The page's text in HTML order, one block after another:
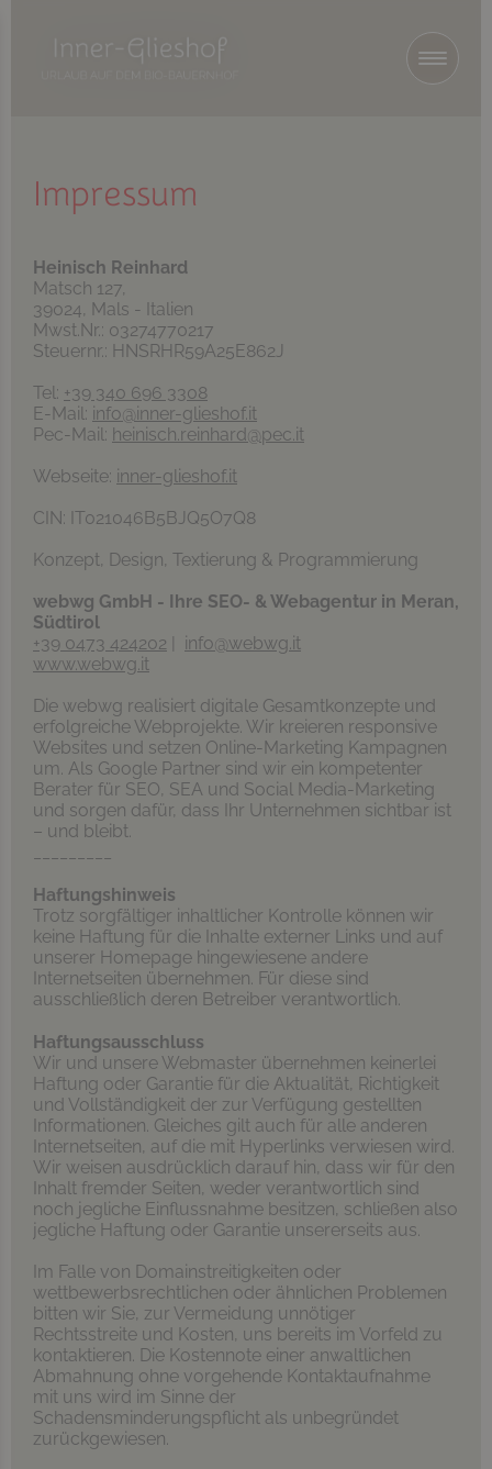
Impressum
Heinisch Reinhard
Matsch 127,
39024, Mals - Italien
Mwst.Nr.: 03274770217
Steuernr.: HNSRHR59A25E862J
Tel: +39 340 696 3308
E-Mail: info@inner-glieshof.it
Pec-Mail: heinisch.reinhard@pec.it
Webseite: inner-glieshof.it
CIN: IT021046B5BJQ5O7Q8
Konzept, Design, Textierung & Programmierung
webwg GmbH - Ihre SEO- & Webagentur in Meran,
Südtirol
+39 0473 424202 | info@webwg.it
www.webwg.it
Die webwg realisiert digitale Gesamtkonzepte und
erfolgreiche Webprojekte. Wir kreieren responsive
Websites und setzen Online-Marketing Kampagnen
um. Als Google Partner sind wir ein kompetenter
Berater für SEO, SEA und Social Media-Marketing
und sorgen dafür, dass Ihr Unternehmen sichtbar ist
– und bleibt.
Haftungshinweis
Trotz sorgfältiger inhaltlicher Kontrolle können wir
keine Haftung für die Inhalte externer Links und auf
unserer Homepage hingewiesene andere
Internetseiten übernehmen. Für diese sind
ausschließlich deren Betreiber verantwortlich.
Haftungsausschluss
Wir und unsere Webmaster übernehmen keinerlei
Haftung oder Garantie für die Aktualität, Richtigkeit
und Vollständigkeit der zur Verfügung gestellten
Informationen. Gleiches gilt auch für alle anderen
Internetseiten, auf die mit Hyperlinks verwiesen wird.
Wir weisen ausdrücklich darauf hin, dass wir für den
Inhalt fremder Seiten, weder verantwortlich sind
noch jegliche Einflussnahme besitzen, schließen also
jegliche Haftung oder Garantie unsererseits aus.
Im Falle von Domainstreitigkeiten oder
wettbewerbsrechtlichen oder ähnlichen Problemen
bitten wir Sie, zur Vermeidung unnötiger
Rechtsstreite und Kosten, uns bereits im Vorfeld zu
kontaktieren. Die Kostennote einer anwaltlichen
Abmahnung ohne vorgehende Kontaktaufnahme
mit uns wird im Sinne der
Schadensminderungspflicht als unbegründet
zurückgewiesen.